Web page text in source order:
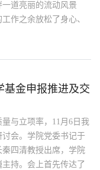
道亮丽的流动风景
作之余放松了身心、
基金申报推进及交
与立项率，11月6日我
会。学院党委书记于
四清教授出席，学院
持。会上首先传达了